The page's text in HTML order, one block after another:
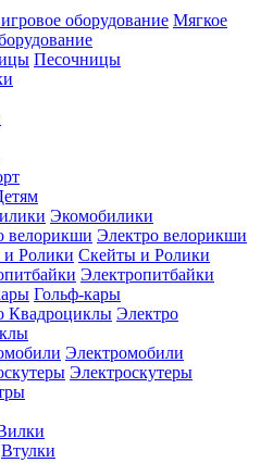
Мягкое
Песочницы
Экомобилики
Электро велорикши
Скейты и Ролики
Электропитбайки
Гольф-кары
Электро
Электромобили
Электроскутеры
Втулки